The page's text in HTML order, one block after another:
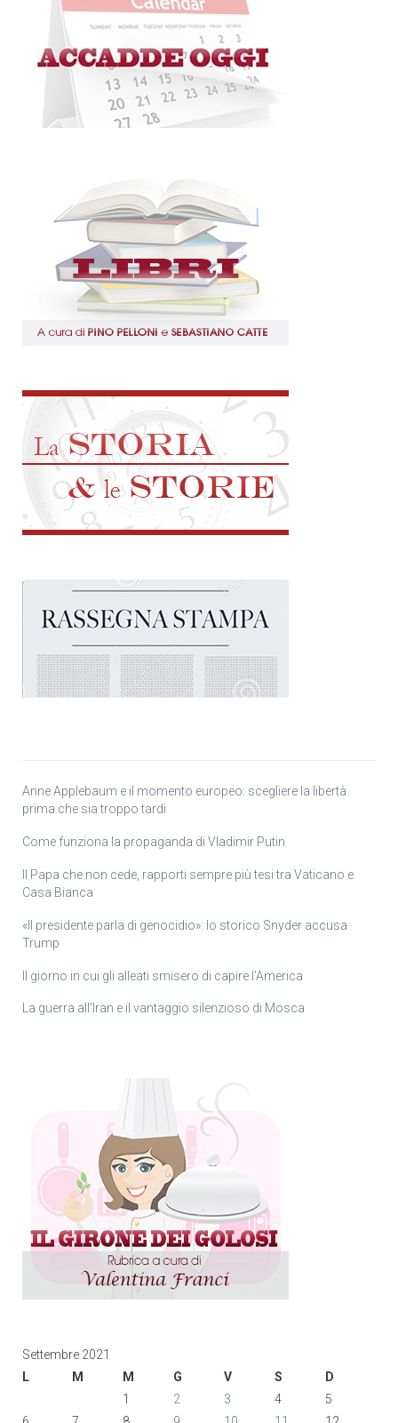
Anne Applebaum e il momento europeo: scegliere la libertà
prima che sia troppo tardi
Come funziona la propaganda di Vladimir Putin
Il Papa che non cede, rapporti sempre più tesi tra Vaticano e
Casa Bianca
«Il presidente parla di genocidio»: lo storico Snyder accusa
Trump
Il giorno in cui gli alleati smisero di capire l’America
La guerra all’Iran e il vantaggio silenzioso di Mosca
Settembre 2021
L
M M G V S
D
1
2 3 4
5